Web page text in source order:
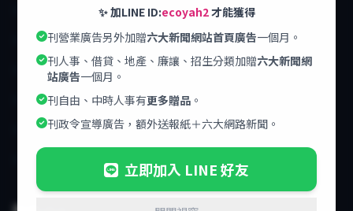
✨ 加LINE ID:ecoyah2才能獲得
刊營業廣告另外加贈六大新聞網站首頁廣告一個月。
刊人事、借貸、地產、廉讓、招生分類加贈六大新聞網
站廣告一個月。
刊自由、中時人事有更多贈品 。
刊政令宣導廣告，額外送報紙＋六大網路新聞。
立即加入 LINE 好友
公司簡介
報紙廣告
新聞發佈
聯絡我方
促銷活動